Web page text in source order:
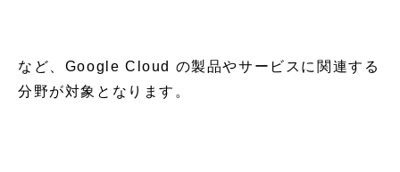
など、Google Cloud の製品やサービスに関連する
分野が対象となります。